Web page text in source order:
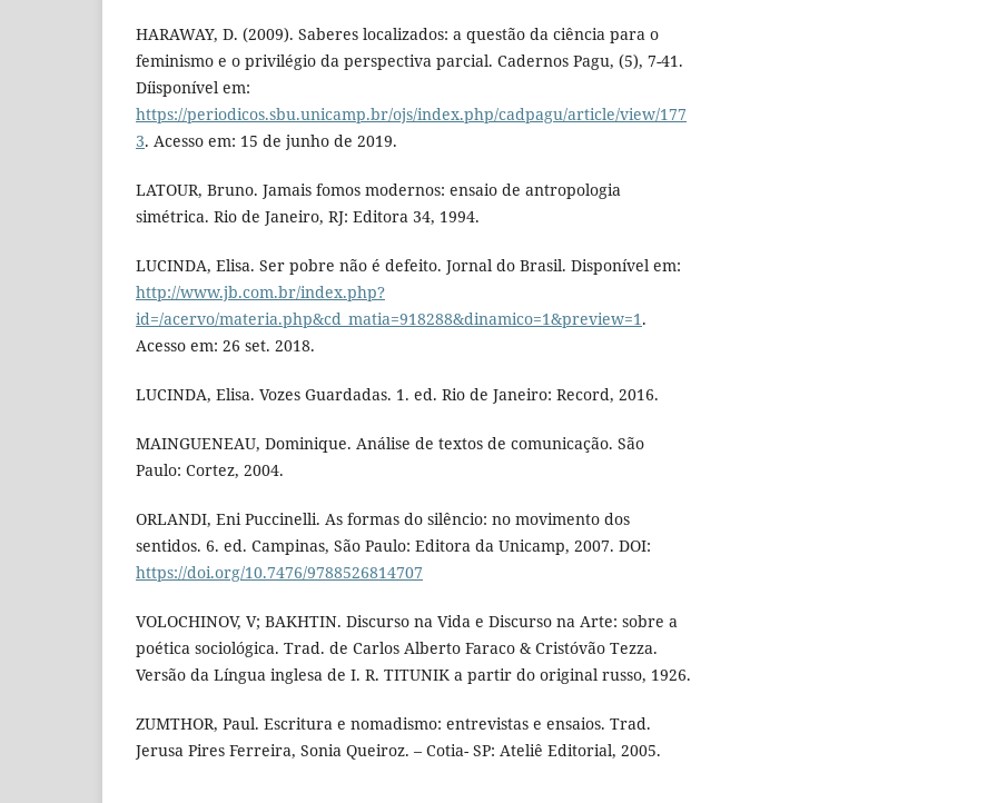
HARAWAY, D. (2009). Saberes localizados: a questão da ciência para o
feminismo e o privilégio da perspectiva parcial. Cadernos Pagu, (5), 7-41.
Díisponível em:
https://periodicos.sbu.unicamp.br/ojs/index.php/cadpagu/article/view/177
3. Acesso em: 15 de junho de 2019.
LATOUR, Bruno. Jamais fomos modernos: ensaio de antropologia
simétrica. Rio de Janeiro, RJ: Editora 34, 1994.
LUCINDA, Elisa. Ser pobre não é defeito. Jornal do Brasil. Disponível em:
http://www.jb.com.br/index.php?
id=/acervo/materia.php&cd_matia=918288&dinamico=1&preview=1.
Acesso em: 26 set. 2018.
LUCINDA, Elisa. Vozes Guardadas. 1. ed. Rio de Janeiro: Record, 2016.
MAINGUENEAU, Dominique. Análise de textos de comunicação. São
Paulo: Cortez, 2004.
ORLANDI, Eni Puccinelli. As formas do silêncio: no movimento dos
sentidos. 6. ed. Campinas, São Paulo: Editora da Unicamp, 2007. DOI:
https://doi.org/10.7476/9788526814707
VOLOCHINOV, V; BAKHTIN. Discurso na Vida e Discurso na Arte: sobre a
poética sociológica. Trad. de Carlos Alberto Faraco & Cristóvão Tezza.
Versão da Língua inglesa de I. R. TITUNIK a partir do original russo, 1926.
ZUMTHOR, Paul. Escritura e nomadismo: entrevistas e ensaios. Trad.
Jerusa Pires Ferreira, Sonia Queiroz. – Cotia- SP: Ateliê Editorial, 2005.